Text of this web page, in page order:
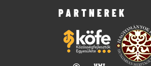
PARTNEREK